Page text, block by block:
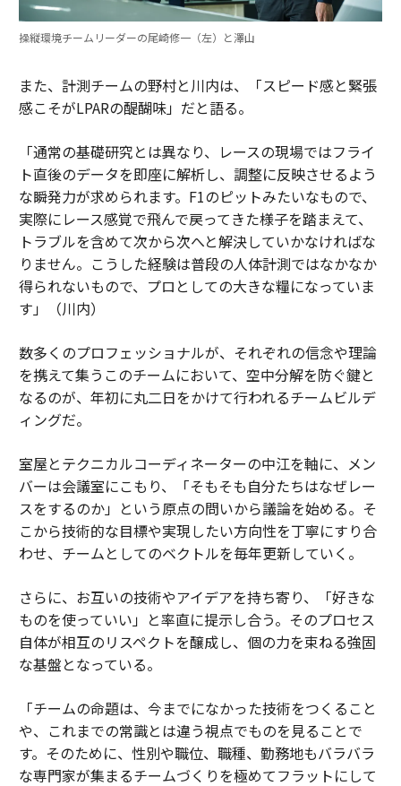
操縦環境チームリーダーの尾崎修一（左）と澤山
また、計測チームの野村と川内は、「スピード感と緊張
感こそがLPARの醍醐味」だと語る。
「通常の基礎研究とは異なり、レースの現場ではフライ
ト直後のデータを即座に解析し、調整に反映させるよう
な瞬発力が求められます。F1のピットみたいなもので、
実際にレース感覚で飛んで戻ってきた様子を踏まえて、
トラブルを含めて次から次へと解決していかなければな
りません。こうした経験は普段の人体計測ではなかなか
得られないもので、プロとしての大きな糧になっていま
す」（川内）
数多くのプロフェッショナルが、それぞれの信念や理論
を携えて集うこのチームにおいて、空中分解を防ぐ鍵と
なるのが、年初に丸二日をかけて行われるチームビルデ
ィングだ。
室屋とテクニカルコーディネーターの中江を軸に、メン
バーは会議室にこもり、「そもそも自分たちはなぜレー
スをするのか」という原点の問いから議論を始める。そ
こから技術的な目標や実現したい方向性を丁寧にすり合
わせ、チームとしてのベクトルを毎年更新していく。
さらに、お互いの技術やアイデアを持ち寄り、「好きな
ものを使っていい」と率直に提示し合う。そのプロセス
自体が相互のリスペクトを醸成し、個の力を束ねる強固
な基盤となっている。
「チームの命題は、今までになかった技術をつくること
や、これまでの常識とは違う視点でものを見ることで
す。そのために、性別や職位、職種、勤務地もバラバラ
な専門家が集まるチームづくりを極めてフラットにして